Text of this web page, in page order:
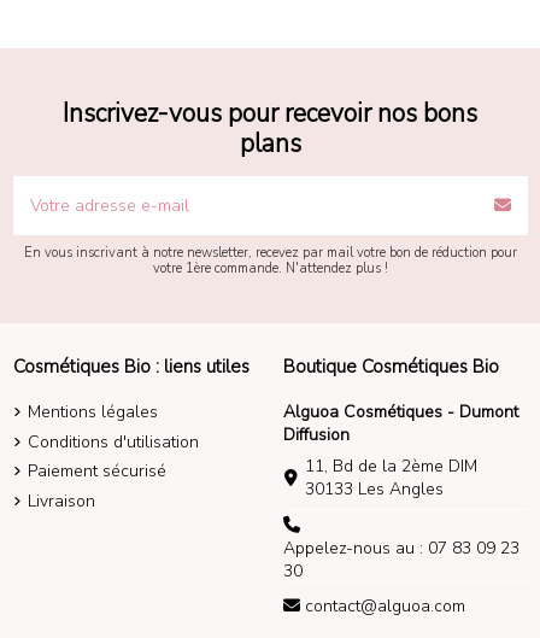
Inscrivez-vous pour recevoir nos bons
plans
En vous inscrivant à notre newsletter, recevez par mail votre bon de réduction pour
votre 1ère commande. N'attendez plus !
Cosmétiques Bio : liens utiles
Mentions légales
Conditions d'utilisation
Paiement sécurisé
Livraison
Boutique Cosmétiques Bio
Alguoa Cosmétiques - Dumont
Diffusion
11, Bd de la 2ème DIM
30133 Les Angles
Appelez-nous au : 07 83 09 23
30
contact@alguoa.com